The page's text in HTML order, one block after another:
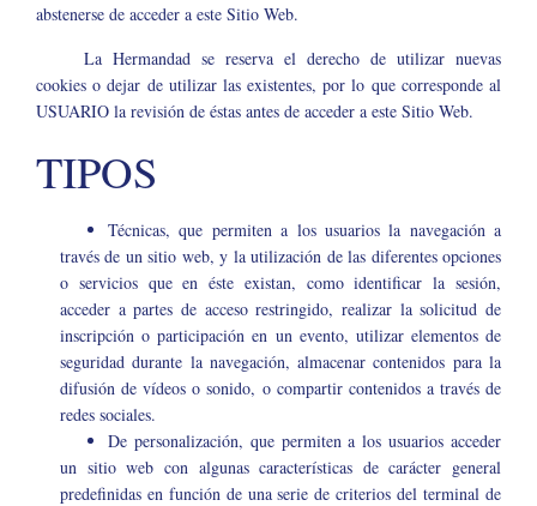
abstenerse de acceder a este Sitio Web.
La Hermandad se reserva el derecho de utilizar nuevas
cookies o dejar de utilizar las existentes, por lo que corresponde al
USUARIO la revisión de éstas antes de acceder a este Sitio Web.
TIPOS
Técnicas, que permiten a los usuarios la navegación a
través de un sitio web, y la utilización de las diferentes opciones
o servicios que en éste existan, como identificar la sesión,
acceder a partes de acceso restringido, realizar la solicitud de
inscripción o participación en un evento, utilizar elementos de
seguridad durante la navegación, almacenar contenidos para la
difusión de vídeos o sonido, o compartir contenidos a través de
redes sociales.
De personalización, que permiten a los usuarios acceder
un sitio web con algunas características de carácter general
predefinidas en función de una serie de criterios del terminal de